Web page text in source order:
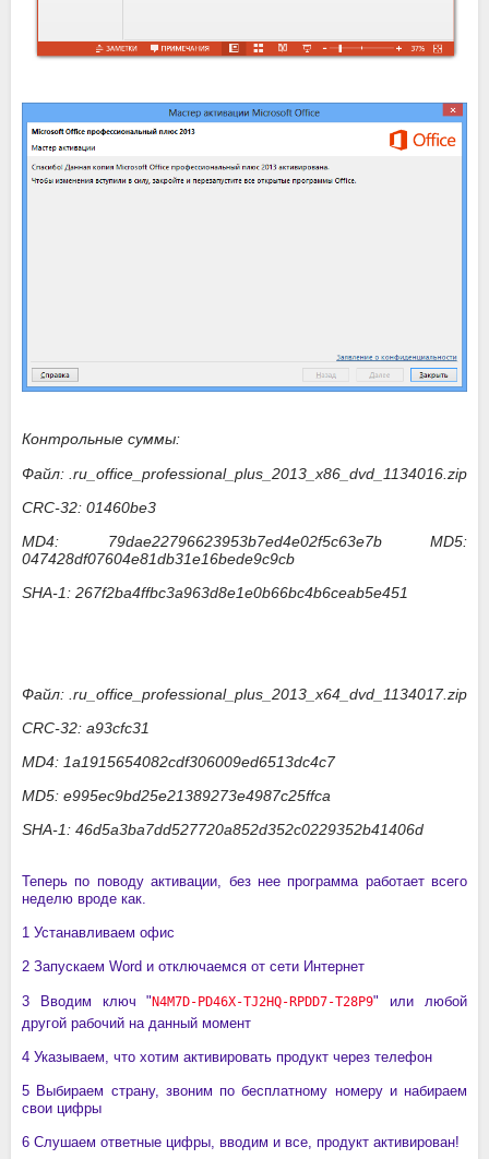
Контрольные суммы:
Файл: .ru_office_professional_plus_2013_x86_dvd_1134016.zip
CRC-32: 01460be3
MD4: 79dae22796623953b7ed4e02f5c63e7b MD5:
047428df07604e81db31e16bede9c9cb
SHA-1: 267f2ba4ffbc3a963d8e1e0b66bc4b6ceab5e451
Файл: .ru_office_professional_plus_2013_x64_dvd_1134017.zip
CRC-32: a93cfc31
MD4: 1a1915654082cdf306009ed6513dc4c7
MD5: e995ec9bd25e21389273e4987c25ffca
SHA-1: 46d5a3ba7dd527720a852d352c0229352b41406d
Теперь по поводу активации, без нее программа работает всего
неделю вроде как.
1 Устанавливаем офис
2 Запускаем Word и отключаемся от сети Интернет
3 Вводим ключ "N4M7D-PD46X-TJ2HQ-RPDD7-T28P9" или любой
другой рабочий на данный момент
4 Указываем, что хотим активировать продукт через телефон
5 Выбираем страну, звоним по бесплатному номеру и набираем
свои цифры
6 Слушаем ответные цифры, вводим и все, продукт активирован!